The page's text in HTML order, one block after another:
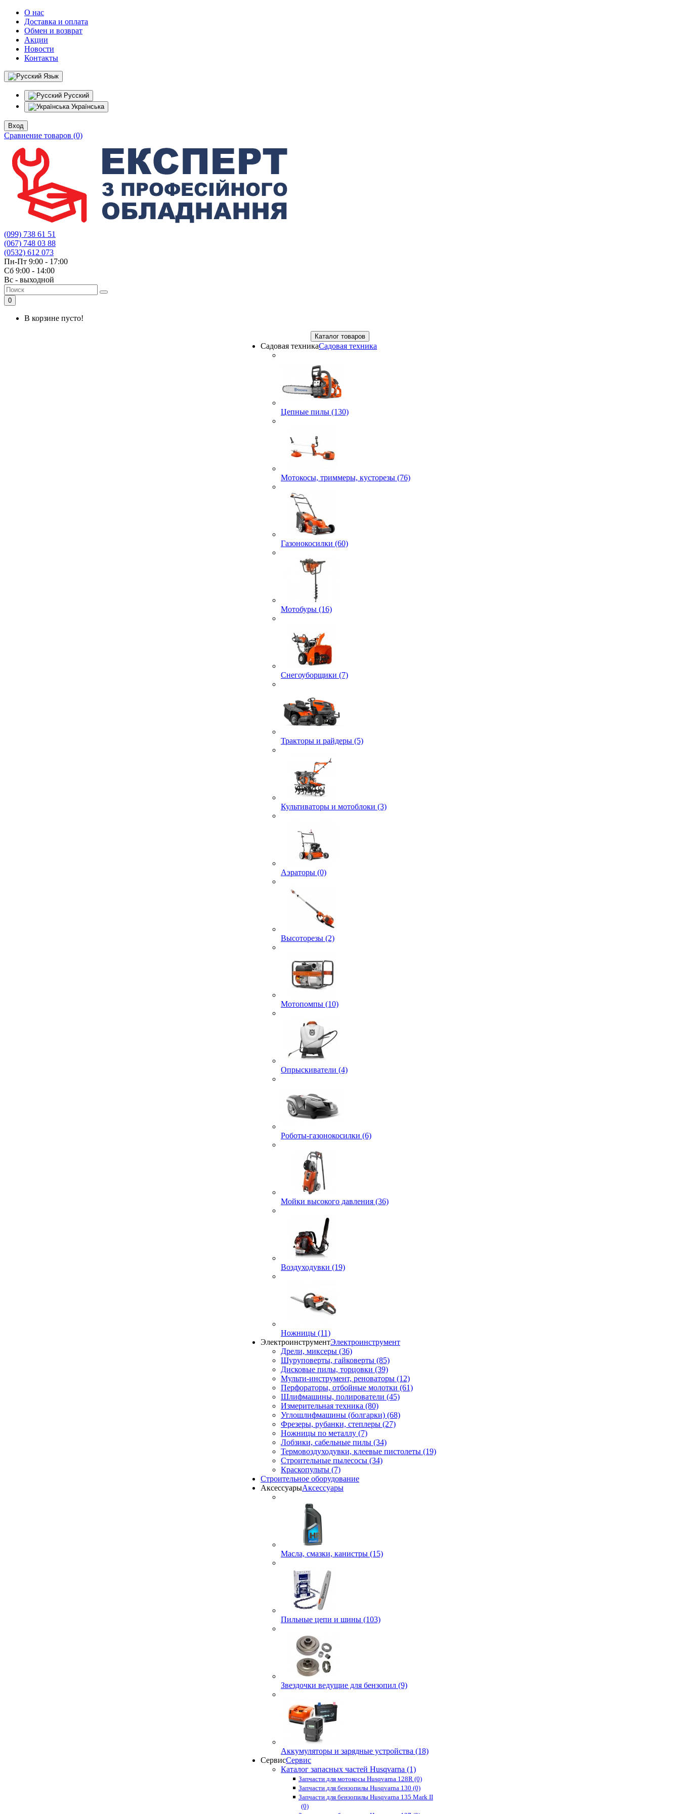
О нас
Доставка и оплата
Обмен и возврат
Акции
Новости
Контакты
Язык
Русский
Українська
Вход
Сравнение товаров (0)
(099) 738 61 51
(067) 748 03 88
(0532) 612 073
Пн-Пт 9:00 - 17:00
Сб 9:00 - 14:00
Вс - выходной
0
В корзине пусто!
Каталог товаров
Садовая техникаСадовая техника
Цепные пилы (130)
Мотокосы, триммеры, кусторезы (76)
Газонокосилки (60)
Мотобуры (16)
Снегоуборщики (7)
Тракторы и райдеры (5)
Культиваторы и мотоблоки (3)
Аэраторы (0)
Высоторезы (2)
Мотопомпы (10)
Опрыскиватели (4)
Роботы-газонокосилки (6)
Мойки высокого давления (36)
Воздуходувки (19)
Ножницы (11)
ЭлектроинструментЭлектроинструмент
Дрели, миксеры (36)
Шуруповерты, гайковерты (85)
Дисковые пилы, торцовки (39)
Мульти-инструмент, реноваторы (12)
Перфораторы, отбойные молотки (61)
Шлифмашины, полирователи (45)
Измерительная техника (80)
Углошлифмашины (болгарки) (68)
Фрезеры, рубанки, степлеры (27)
Ножницы по металлу (7)
Лобзики, сабельные пилы (34)
Термовоздуходувки, клеевые пистолеты (19)
Строительные пылесосы (34)
Краскопульты (7)
Строительное оборудование
АксессуарыАксессуары
Масла, смазки, канистры (15)
Пильные цепи и шины (103)
Звездочки ведущие для бензопил (9)
Аккумуляторы и зарядные устройства (18)
СервисСервис
Каталог запасных частей Husqvarna (1)
Запчасти для мотокосы Husqvarna 128R (0)
Запчасти для бензопилы Husqvarna 130 (0)
Запчасти для бензопилы Husqvarna 135 Mark II
(0)